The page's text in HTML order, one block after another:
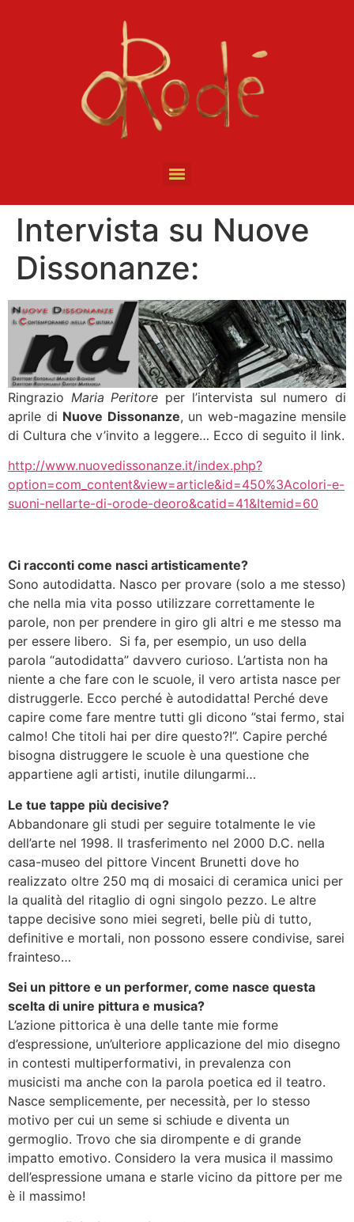
Intervista su Nuove
Dissonanze:
Ringrazio Maria Peritore per l’intervista sul numero di
aprile di Nuove Dissonanze, un web-magazine mensile
di Cultura che v’invito a leggere… Ecco di seguito il link.
http://www.nuovedissonanze.it/index.php?
option=com_content&view=article&id=450%3Acolori-e-
suoni-nellarte-di-orode-deoro&catid=41&Itemid=60
Ci racconti come nasci artisticamente?
Sono autodidatta. Nasco per provare (solo a me stesso)
che nella mia vita posso utilizzare correttamente le
parole, non per prendere in giro gli altri e me stesso ma
per essere libero. Si fa, per esempio, un uso della
parola “autodidatta” davvero curioso. L’artista non ha
niente a che fare con le scuole, il vero artista nasce per
distruggerle. Ecco perché è autodidatta! Perché deve
capire come fare mentre tutti gli dicono ”stai fermo, stai
calmo! Che titoli hai per dire questo?!”. Capire perché
bisogna distruggere le scuole è una questione che
appartiene agli artisti, inutile dilungarmi…
Le tue tappe più decisive?
Abbandonare gli studi per seguire totalmente le vie
dell’arte nel 1998. Il trasferimento nel 2000 D.C. nella
casa-museo del pittore Vincent Brunetti dove ho
realizzato oltre 250 mq di mosaici di ceramica unici per
la qualità del ritaglio di ogni singolo pezzo. Le altre
tappe decisive sono miei segreti, belle più di tutto,
definitive e mortali, non possono essere condivise, sarei
frainteso…
Sei un pittore e un performer, come nasce questa
scelta di unire pittura e musica?
L’azione pittorica è una delle tante mie forme
d’espressione, un’ulteriore applicazione del mio disegno
in contesti multiperformativi, in prevalenza con
musicisti ma anche con la parola poetica ed il teatro.
Nasce semplicemente, per necessità, per lo stesso
motivo per cui un seme si schiude e diventa un
germoglio. Trovo che sia dirompente e di grande
impatto emotivo. Considero la vera musica il massimo
dell’espressione umana e starle vicino da pittore per me
è il massimo!